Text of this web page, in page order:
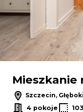
Mieszkanie
Szczecin,
4 pokoje